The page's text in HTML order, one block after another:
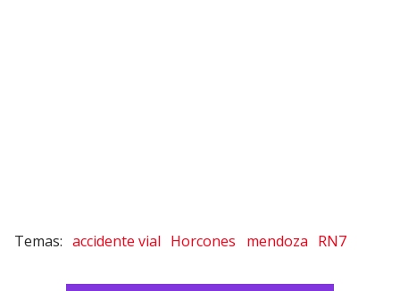
accidente vial Horcones mendoza RN7